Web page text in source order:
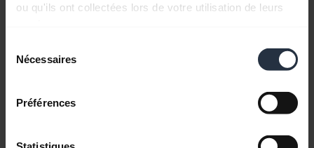
ou qu'ils ont collectées lors de votre utilisation de leurs
Nécessaires
Préférences
Documents produits add
Mises à jour de firmware, logiciels et